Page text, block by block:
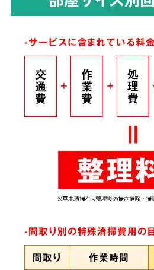
解決！完全脱臭
ありとあらゆる脱臭機を試
臭いが完全に取れずにお困
へご相談ください。弊社では
います。
-サービスに含まれている料
-間取り別の特殊清掃費用の
間取り
作業時間